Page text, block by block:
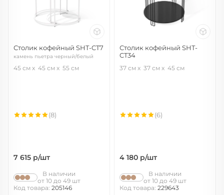
Столик кофейный SHT-CT7
камень пьетра черный/белый
муар
45 см 45 см 55 см
7 615 р/шт
(8)
В наличии
от 10 до 49 шт
Код товара: 205146
Столик кофейный SHT-
CT34
37 см 37 см 45 см
4 180 р/шт
(6)
В наличии
от 10 до 49 шт
Код товара: 229643